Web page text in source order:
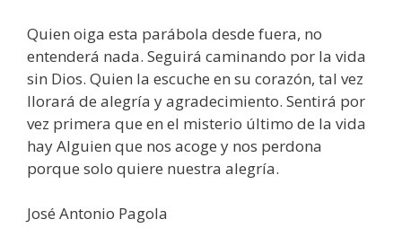
Quien oiga esta parábola desde fuera, no
entenderá nada. Seguirá caminando por la vida
sin Dios. Quien la escuche en su corazón, tal vez
llorará de alegría y agradecimiento. Sentirá por
vez primera que en el misterio último de la vida
hay Alguien que nos acoge y nos perdona
porque solo quiere nuestra alegría.
José Antonio Pagola